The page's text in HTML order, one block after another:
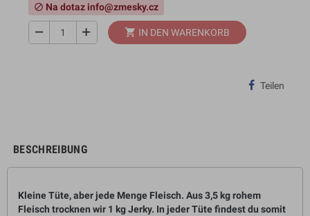
block Na dotaz info@zmesky.cz
remove add shopping_cart IN DEN WARENKORB
Teilen
BESCHREIBUNG
Kleine Tüte, aber jede Menge Fleisch. Aus 3,5 kgrohem
Fleisch trocknen wir 1 kgJerky. In jeder Tüte findest du somit